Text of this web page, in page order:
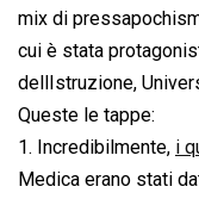
o
o
k
A
p
p
d
I
n
mix di
cui è stata
dellIstruzione,
Queste le tappe:
1. Incredibilmente, i
Medica erano stati